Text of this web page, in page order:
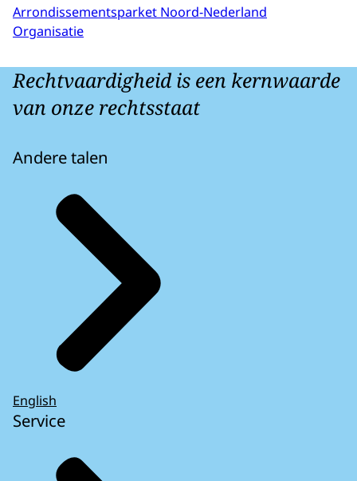
Arrondissementsparket Noord-Nederland
Organisatie
Rechtvaardigheid is een kernwaarde
van onze rechtsstaat
Andere talen
English
Service